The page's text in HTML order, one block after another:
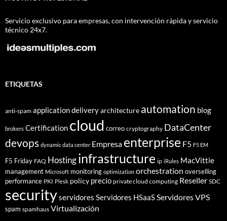
Servicio exclusivo para empresas, con intervención rápida y servicio
técnico 24x7.
ETIQUETAS
anti-spam application deliveryarchitecture automation blog
brokers Certification cloud correo cryptography DataCenter
devops dynamic data center Empresa enterprise F5 F5 EM
F5 Friday FAQ Hostinginfrastructure ip iRules MacVittie
management Microsoft monitoring optimization orchestration overselling
performance PKI Plesk policy precio private cloud computing Reseller SDC
securityservidores Servidores HSaaSServidores VPS
spam spamhaus Virtualización